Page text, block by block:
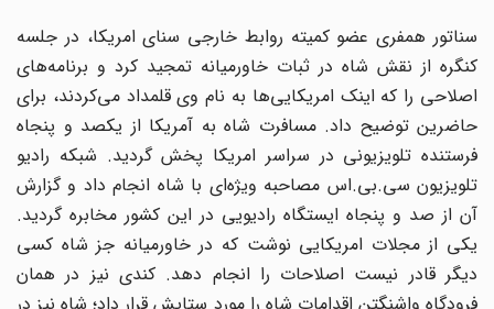
سناتور همفری عضو کمیته روابط خارجی سنای امریکا، در جلسه
کنگره از نقش شاه در ثبات خاورمیانه تمجید کرد و برنامه‌های
اصلاحی را که اینک امریکایی‌ها به نام وی قلمداد می‌کردند، برای
حاضرین توضیح داد. مسافرت شاه به آمریکا از یکصد و پنجاه
فرستنده تلویزیونی در سراسر امریکا پخش گردید. شبکه رادیو
تلویزیون سی.بی.اس مصاحبه ویژه‌ای با شاه انجام داد و گزارش
آن از صد و پنجاه ایستگاه رادیویی در این کشور مخابره گردید.
یکی از مجلات امریکایی نوشت که در خاورمیانه جز شاه کسی
دیگر قادر نیست اصلاحات را انجام دهد. کندی نیز در همان